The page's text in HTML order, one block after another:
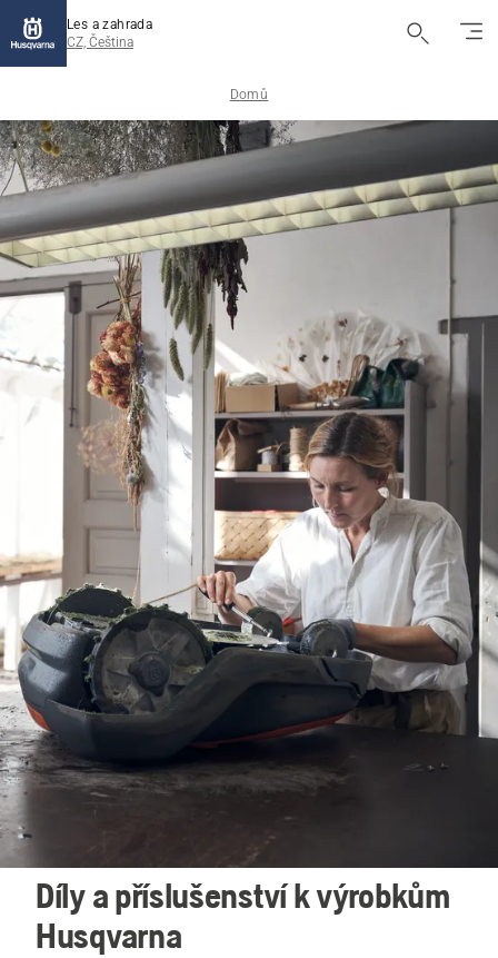
Les a zahrada
CZ, Čeština
Domů
Díly a příslušenství k výrobkům
Husqvarna